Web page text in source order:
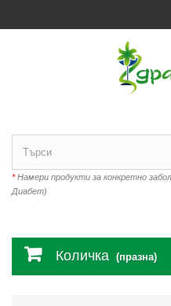
*Намери продукти за конкретно
Диабет)
Количка (празна)